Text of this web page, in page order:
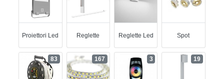
Proiettori Led Reglette Reglette Led Spot
83 167 3 19